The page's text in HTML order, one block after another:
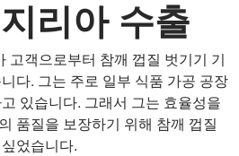
리아 수출
고객으로부터 참깨 껍질 벗기기 기
다. 그는 주로 일부 식품 가공 공장
있습니다. 그래서 그는 효율성을
품질을 보장하기 위해 참깨 껍질
었습니다.